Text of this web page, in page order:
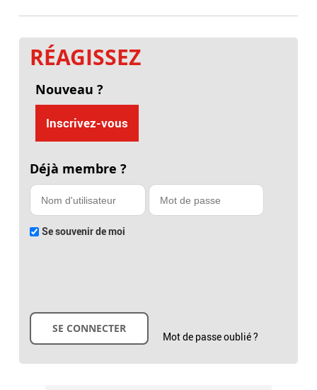
RÉAGISSEZ
Nouveau ?
Inscrivez-vous
Déjà membre ?
Se souvenir de moi
Mot de passe oublié ?